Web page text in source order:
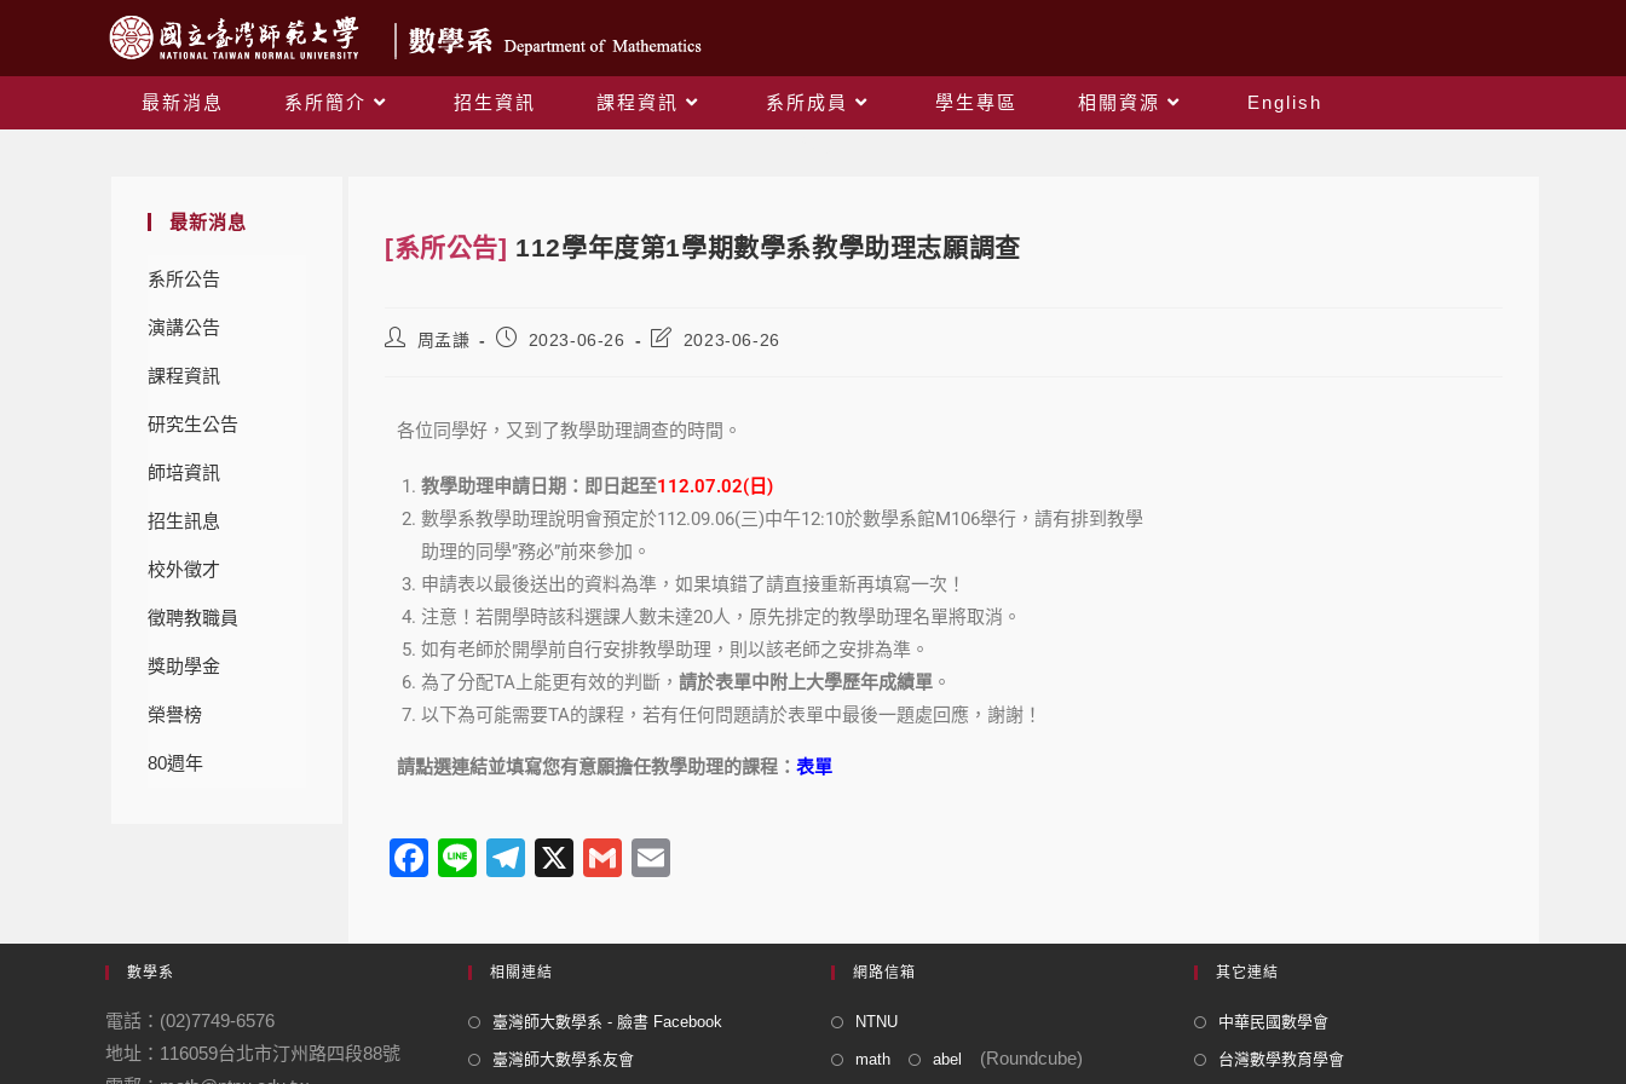
最新消息 系所簡介 招生資訊 課程資訊 系所成員 學生專區 相關資源
English
最新消息
系所公告
演講公告
課程資訊
研究生公告
師培資訊
招生訊息
校外徵才
徵聘教職員
獎助學金
榮譽榜
80週年
[系所公告] 112學年度第1學期數學系教學助理志願調查
周孟謙 2023-06-26 2023-06-26
各位同學好，又到了教學助理調查的時間。
教學助理申請日期：即日起至112.07.02(日)
數學系教學助理說明會預定於112.09.06(三)中午12:10於數學系館M106舉行，請有排到教學
助理的同學”務必”前來參加。
申請表以最後送出的資料為準，如果填錯了請直接重新再填寫一次！
注意！若開學時該科選課人數未達20人，原先排定的教學助理名單將取消。
如有老師於開學前自行安排教學助理，則以該老師之安排為準。
為了分配TA上能更有效的判斷， 請於表單中附上大學歷年成績單 。
以下為可能需要TA的課程，若有任何問題請於表單中最後一題處回應，謝謝！
請點選連結並填寫您有意願擔任教學助理的課程： 表單
F
c
Li
e
T
e
gr
a
m
X
G
ail ail
數學系
電話：(02)7749-6576
地址：116059台北市汀州路四段88號
相關連結
臺灣師大數學系 - 臉書 Facebook
臺灣師大數學系友會
網路信箱
NTNU
math abel (Roundcube)
其它連結
中華民國數學會
台灣數學教育學會